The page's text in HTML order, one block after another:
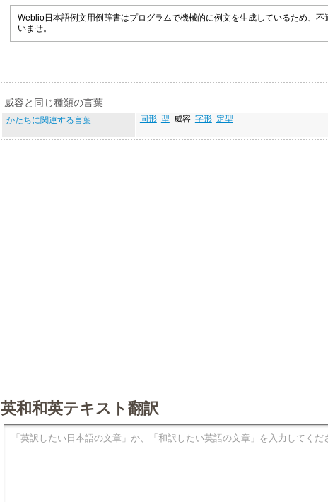
Weblio日本語例文用例辞書はプログラムで機械的に例文を生成しているため、
いませ。
威容と同じ種類の言葉
かたちに関連する言葉 同形 型 威容 字形 定型
英和和英テキスト翻訳